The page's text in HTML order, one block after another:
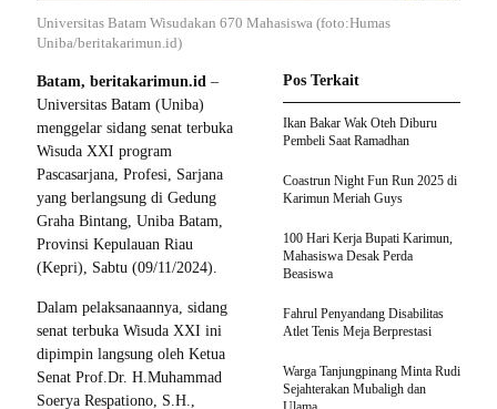
Universitas Batam Wisudakan 670 Mahasiswa (foto:Humas
Uniba/beritakarimun.id)
Batam, beritakarimun.id –
Universitas Batam (Uniba)
menggelar sidang senat terbuka
Wisuda XXI program
Pascasarjana, Profesi, Sarjana
yang berlangsung di Gedung
Graha Bintang, Uniba Batam,
Provinsi Kepulauan Riau
(Kepri), Sabtu (09/11/2024).
Dalam pelaksanaannya, sidang
senat terbuka Wisuda XXI ini
dipimpin langsung oleh Ketua
Senat Prof.Dr. H.Muhammad
Soerya Respationo, S.H.,
Pos Terkait
Ikan Bakar Wak Oteh Diburu
Pembeli Saat Ramadhan
Coastrun Night Fun Run 2025 di
Karimun Meriah Guys
100 Hari Kerja Bupati Karimun,
Mahasiswa Desak Perda
Beasiswa
Fahrul Penyandang Disabilitas
Atlet Tenis Meja Berprestasi
Warga Tanjungpinang Minta Rudi
Sejahterakan Mubaligh dan